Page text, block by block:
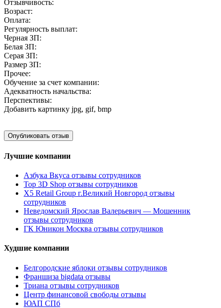
Отзывчивость:
Возраст:
Оплата:
Регулярность выплат:
Черная ЗП:
Белая ЗП:
Серая ЗП:
Размер ЗП:
Прочее:
Обучение за счет компании:
Адекватность начальства:
Перспективы:
Добавить картинку jpg, gif, bmp
Лучшие компании
Азбука Вкуса отзывы сотрудников
Top 3D Shop отзывы сотрудников
X5 Retail Group г.Великий Новгород отзывы
сотрудников
Неведомский Ярослав Валерьевич — Мошенник
отзывы сотрудников
ГК Юникон Москва отзывы сотрудников
Худшие компании
Белгородские яблоки отзывы сотрудников
Франшиза bigdata отзывы
Триана отзывы сотрудников
Центр финансовой свободы отзывы
ЮАП СПб